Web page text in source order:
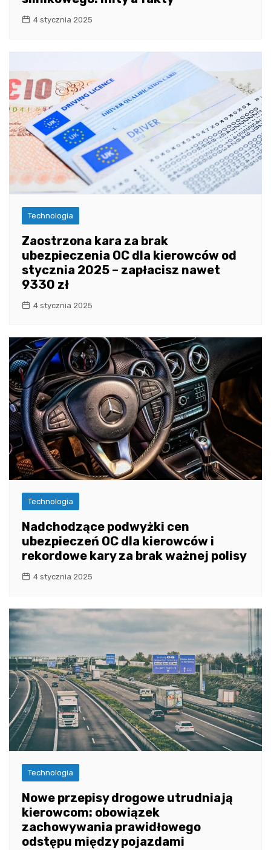
4 stycznia 2025
Technologia
Zaostrzona kara za brak
ubezpieczenia OC dla kierowców od
stycznia 2025 – zapłacisz nawet
9330 zł
4 stycznia 2025
Technologia
Nadchodzące podwyżki cen
ubezpieczeń OC dla kierowców i
rekordowe kary za brak ważnej polisy
4 stycznia 2025
Technologia
Nowe przepisy drogowe utrudniają
kierowcom: obowiązek
zachowywania prawidłowego
odstępu między pojazdami